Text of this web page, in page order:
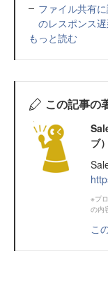
ファイル共有
のレスポンス
もっと読む
この記事の
ブ）
※プ
の内
こ